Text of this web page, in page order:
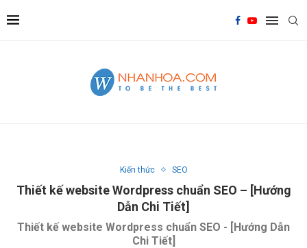
Kiến thức SEO
Thiết kế website Wordpress chuẩn SEO – [Hướng
Dẫn Chi Tiết]
Thiết kế website Wordpress chuẩn SEO - [Hướng Dẫn
Chi Tiết]